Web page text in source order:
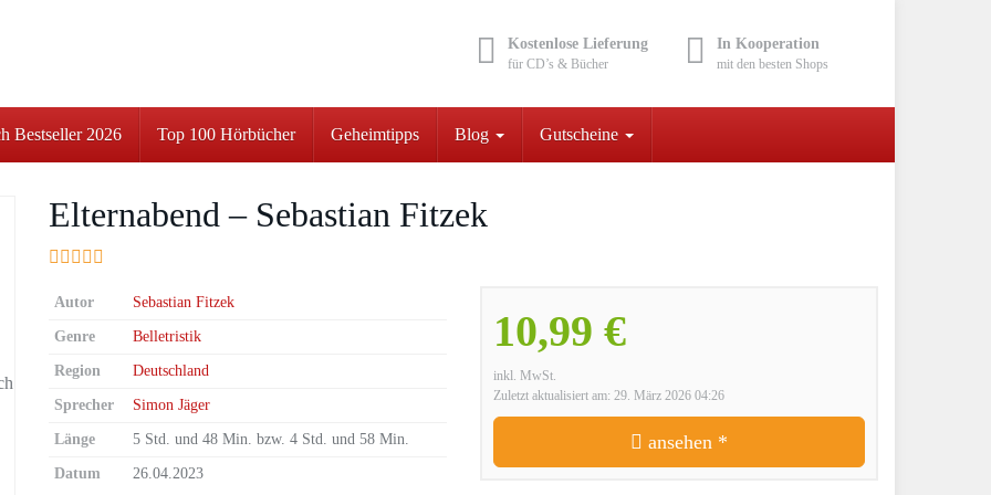
Kostenlose Lieferung
für CD’s & Bücher
In Kooperation
mit den besten Shops
Bestseller 2026 Top 100 Hörbücher Geheimtipps Blog Gutscheine
Elternabend – Sebastian Fitzek
10,99 €
inkl. MwSt.
Zuletzt aktualisiert am: 29. März 2026 04:26
ansehen *
Autor Sebastian Fitzek
Genre Belletristik
Region Deutschland
Sprecher Simon Jäger
Länge 5 Std. und 48 Min. bzw. 4 Std. und 58 Min.
Datum 26.04.2023